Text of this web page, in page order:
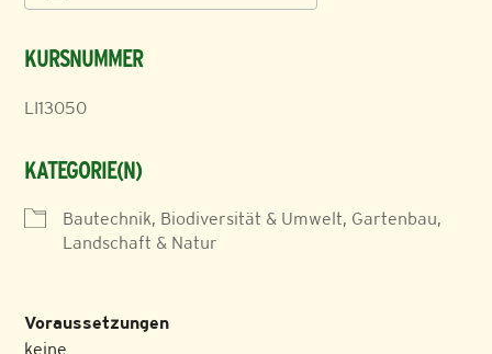
KURSNUMMER
LI13050
KATEGORIE(N)
Bautechnik, Biodiversität & Umwelt, Gartenbau,
Landschaft & Natur
Voraussetzungen
keine